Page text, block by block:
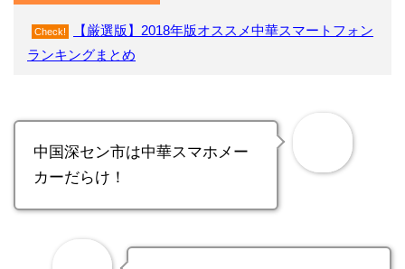
Check!
【厳選版】2018年版オススメ中華スマートフォン
ランキングまとめ
中国深セン市は中華スマホメー
カーだらけ！